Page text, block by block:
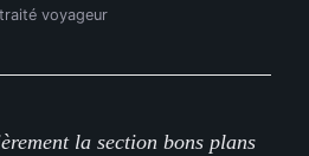
voyageur
la section bons plans